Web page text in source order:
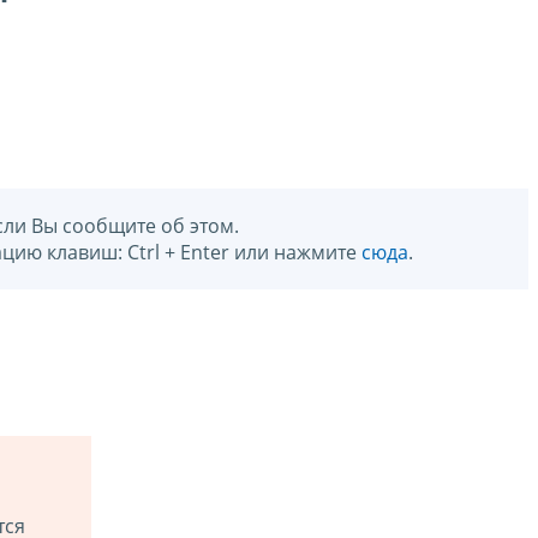
Вы сообщите об этом.
клавиш: Ctrl + Enter или нажмите сюда.